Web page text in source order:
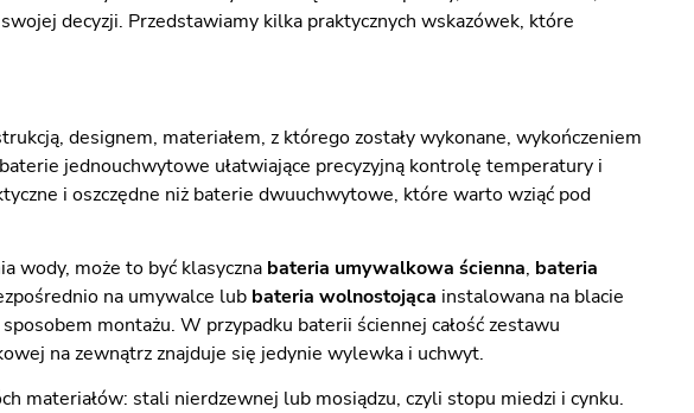
decyzji. Przedstawiamy kilka praktycznych wskazówek, które
designem, materiałem, z którego zostały wykonane, wykończeniem
jednouchwytowe ułatwiające precyzyjną kontrolę temperatury i
i oszczędne niż baterie dwuuchwytowe, które warto wziąć pod
wody, może to być klasyczna bateria umywalkowa ścienna, bateria
na umywalce lub bateria wolnostojąca instalowana na blacie
montażu. W przypadku baterii ściennej całość zestawu
na zewnątrz znajduje się jedynie wylewka i uchwyt.
materiałów: stali nierdzewnej lub mosiądzu, czyli stopu miedzi i cynku.